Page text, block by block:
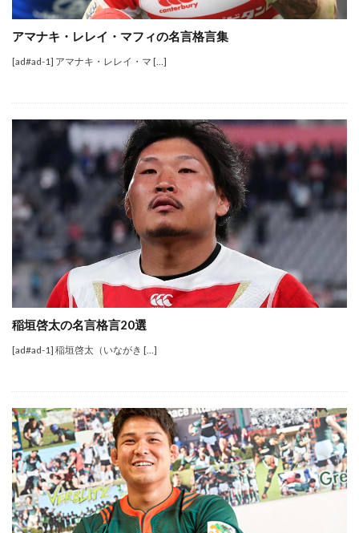
アマナキ・レレイ・マフィの名言格言集
[ad#ad-1] アマナキ・レレイ・マ […]
稲垣啓太の名言格言20選
[ad#ad-1] 稲垣啓太（いながき […]